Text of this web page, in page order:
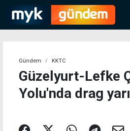
Gündem KKTC
Güzelyurt-Lefke
Yolu'nda drag